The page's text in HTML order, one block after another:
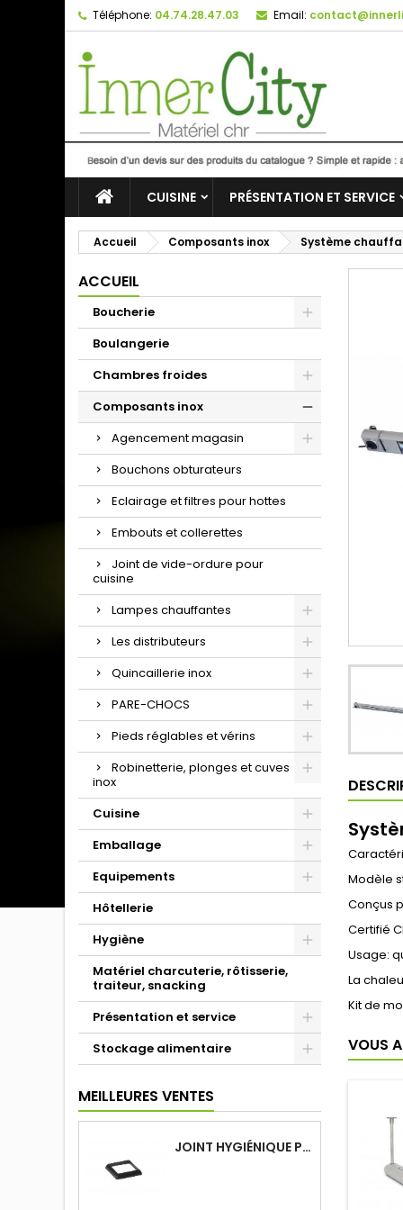
Téléphone: 04.74.28.47.03 Email:
CUISINE PRÉSENTATION ET SERVICE
Accueil Composants inox Système
ACCUEIL
Boucherie
Boulangerie
Chambres froides
Composants inox
Agencement magasin
Bouchons obturateurs
Eclairage et filtres pour hottes
Embouts et collerettes
Joint de vide-ordure pour
cuisine
Lampes chauffantes
Les distributeurs
Quincaillerie inox
PARE-CHOCS
Pieds réglables et vérins
Robinetterie, plonges et cuves
inox
Cuisine
Emballage
Equipements
Hôtellerie
Hygiène
Matériel charcuterie, rôtisserie,
traiteur, snacking
Présentation et service
Stockage alimentaire
MEILLEURES VENTES
JOINT HYGIÉNIQUE POUR ANNEAU TUBE 40 X 40 MM NOIR
Modèle
Conçus
Certifié
Usage:
La
Kit de
VOUS